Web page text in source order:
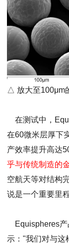
△ 放大至100μm
在测试中，
在60微米层厚下
产效率提升高达
乎与传统制造的
空航天等对结构
说是一个重要里程
Equispheres产
示："我们对与这